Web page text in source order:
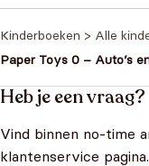
Kinderboeken > Alle
Paper Toys 0 – Auto’s
Heb je een vraag?
Vind binnen no-time
klantenservice pagina.